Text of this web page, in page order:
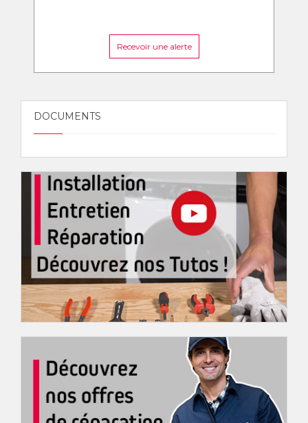
Recevoir une alerte
DOCUMENTS